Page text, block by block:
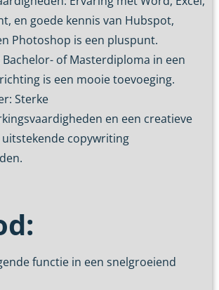
en goede kennis van Hubspot,
Photoshop is een pluspunt.
Bachelor- of Masterdiploma in een
is een mooie toevoeging.
Sterke
en een creatieve
copywriting
functie in een snelgroeiend